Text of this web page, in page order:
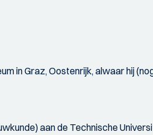
in Graz, Oostenrijk, alwaar hij
aan de Technische